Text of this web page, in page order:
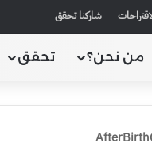
شاركنا تحقق
من نحن؟ تحقق